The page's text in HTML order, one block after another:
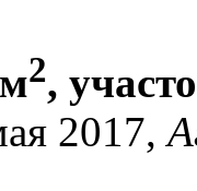
2,
2017,